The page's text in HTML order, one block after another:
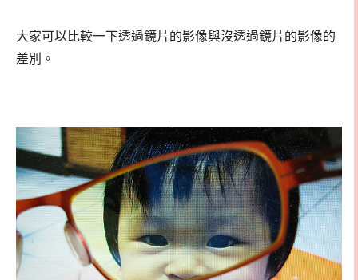
大家可以比較一下透過鏡片的影像與沒透過鏡片的影像的
差別。